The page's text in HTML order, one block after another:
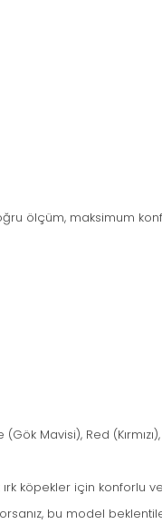
ölçüm, maksimum
Mavisi), Red
ırk köpekler için konforlu
bu model